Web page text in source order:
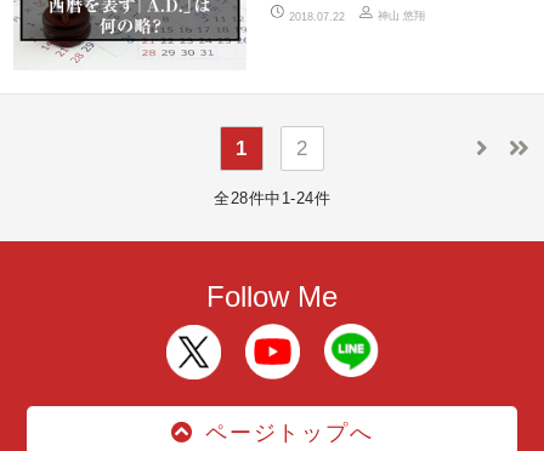
2018.07.22 神山 悠翔
1 2
全28件中1-24件
Follow Me
ページトップへ